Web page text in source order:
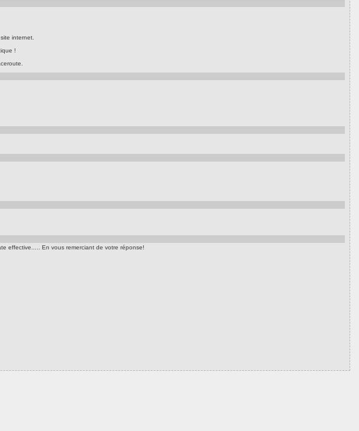
internet.
!
effective..... En vous remerciant de votre réponse!